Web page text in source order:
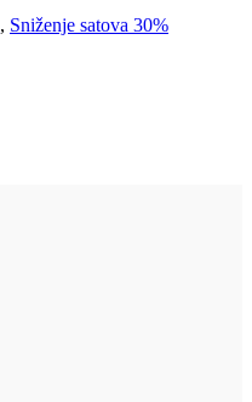
, Sniženje satova 30%